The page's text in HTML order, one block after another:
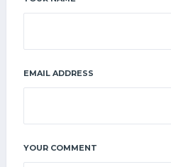
EMAIL ADDRESS
YOUR COMMENT